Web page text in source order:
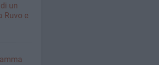
un
Ruvo e